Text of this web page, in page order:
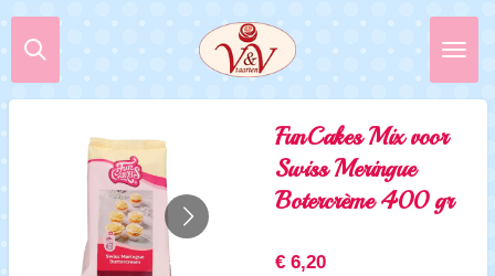
Ga
direct
de
FunCakes Mix voor
Swiss Meringue
Botercrème 400 gr
€ 6,20